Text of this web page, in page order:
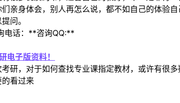
亲身体会，别人再怎么说，都不如自己的体
问。
电话：**咨询QQ:**
电子版资料！
研，对于如何查找专业课指定教材，或许有很
看过来